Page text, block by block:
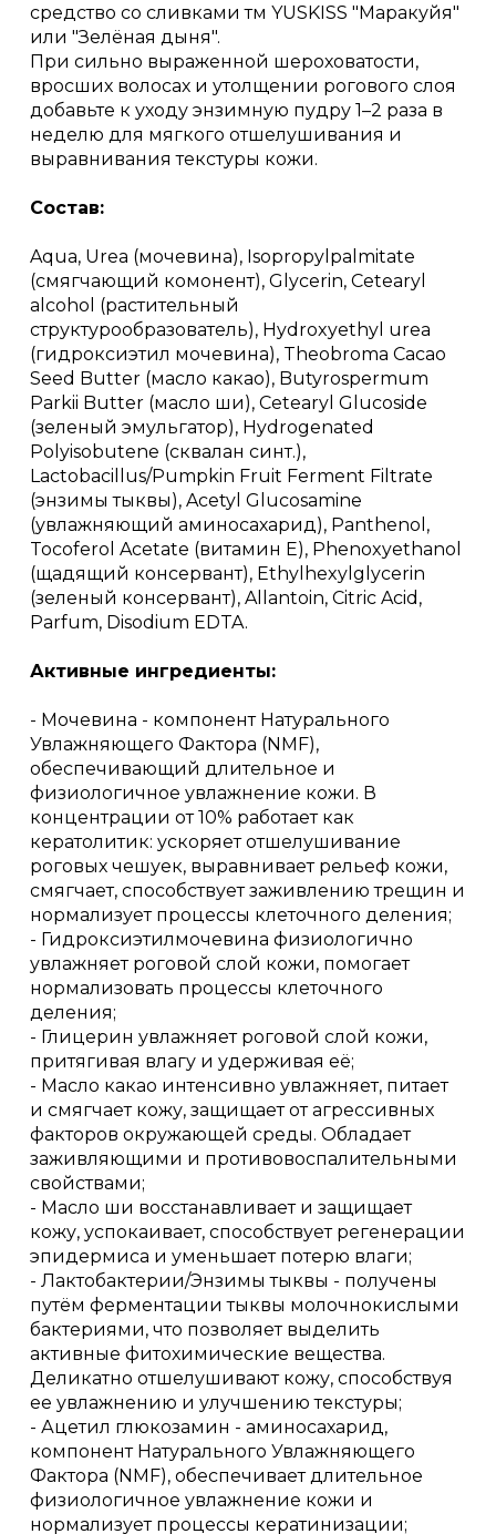
средство со сливками тм YUSKISS "Маракуйя"
или "Зелёная дыня".
При сильно выраженной шероховатости,
вросших волосах и утолщении рогового слоя
добавьте к уходу энзимную пудру 1–2 раза в
неделю для мягкого отшелушивания и
выравнивания текстуры кожи.
Состав:
Aqua, Urea (мочевина), Isopropylpalmitate
(смягчающий комонент), Glycerin, Cetearyl
alcohol (растительный
структурообразователь), Hydroxyethyl urea
(гидроксиэтил мочевина), Theobroma Cacao
Seed Butter (масло какао), Butyrospermum
Parkii Butter (масло ши), Cetearyl Glucoside
(зеленый эмульгатор), Hydrogenated
Polyisobutene (сквалан синт.),
Lactobacillus/Pumpkin Fruit Ferment Filtrate
(энзимы тыквы), Acetyl Glucosamine
(увлажняющий аминосахарид), Panthenol,
Tocoferol Acetate (витамин Е), Phenoxyethanol
(щадящий консервант), Ethylhexylglycerin
(зеленый консервант), Allantoin, Citric Acid,
Parfum, Disodium EDTA.
Активные ингредиенты:
- Мочевина - компонент Натурального
Увлажняющего Фактора (NMF),
обеспечивающий длительное и
физиологичное увлажнение кожи. В
концентрации от 10% работает как
кератолитик: ускоряет отшелушивание
роговых чешуек, выравнивает рельеф кожи,
смягчает, способствует заживлению трещин и
нормализует процессы клеточного деления;
- Гидроксиэтилмочевина физиологично
увлажняет роговой слой кожи, помогает
нормализовать процессы клеточного
деления;
- Глицерин увлажняет роговой слой кожи,
притягивая влагу и удерживая её;
- Масло какао интенсивно увлажняет, питает
и смягчает кожу, защищает от агрессивных
факторов окружающей среды. Обладает
заживляющими и противовоспалительными
свойствами;
- Масло ши восстанавливает и защищает
кожу, успокаивает, способствует регенерации
эпидермиса и уменьшает потерю влаги;
- Лактобактерии/Энзимы тыквы - получены
путём ферментации тыквы молочнокислыми
бактериями, что позволяет выделить
активные фитохимические вещества.
Деликатно отшелушивают кожу, способствуя
ее увлажнению и улучшению текстуры;
- Ацетил глюкозамин - аминосахарид,
компонент Натурального Увлажняющего
Фактора (NMF), обеспечивает длительное
физиологичное увлажнение кожи и
нормализует процессы кератинизации;